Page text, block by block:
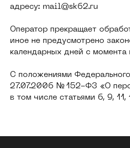
адресу: mail@sk62.ru
Оператор прекращает
иное не предусмотрено
календарных дней с момента
С положениями
27.07.2006 № 152-ФЗ «О
в том числе статьями 6, 9, 11,